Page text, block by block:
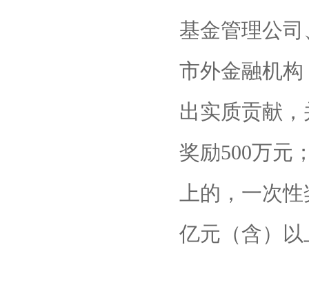
基金管理公
市外金融机
出实质贡献
奖励500万元
上的，一次
亿元（含）